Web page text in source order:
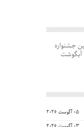
جشنواره
آبگوشت
05 آگوست 2026